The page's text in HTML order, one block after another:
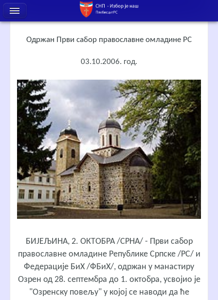
Одржан Први сабор православне омладине РС
03.10.2006. год.
БИЈЕЉИНА, 2. ОКТОБРА /СРНА/ - Први сабор
православне омладине Републике Српске /РС/ и
Федерације БиХ /ФБиХ/, одржан у манастиру
Озрен од 28. септембра до 1. октобра, усвојио је
"Озренску повељу" у којој се наводи да ће